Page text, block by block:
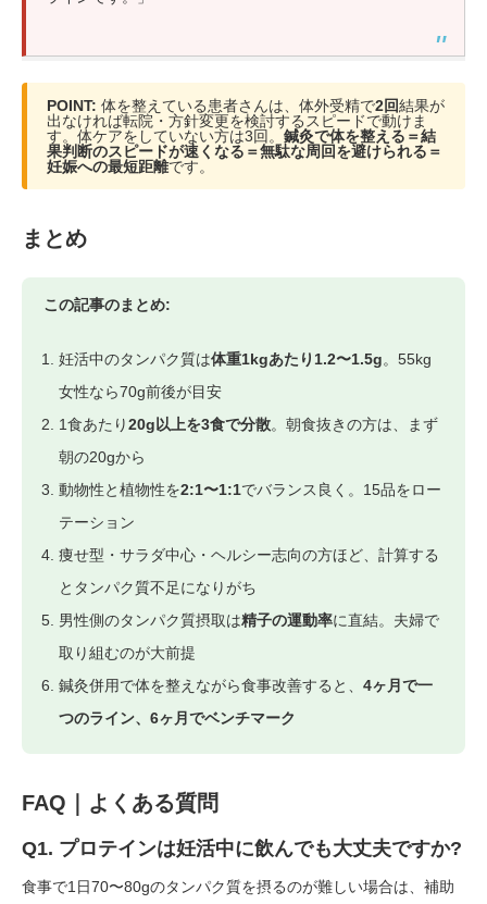
POINT: 体を整えている患者さんは、体外受精で2回結果が
出なければ転院・方針変更を検討するスピードで動けま
す。体ケアをしていない方は3回。 鍼灸で体を整える＝結
果判断のスピードが速くなる＝無駄な周回を避けられる＝
妊娠への最短距離です。
まとめ
この記事のまとめ:
妊活中のタンパク質は体重1kgあたり1.2〜1.5g。55kg
女性なら70g前後が目安
1食あたり20g以上を3食で分散。朝食抜きの方は、まず
朝の20gから
動物性と植物性を2:1〜1:1でバランス良く。15品をロー
テーション
痩せ型・サラダ中心・ヘルシー志向の方ほど、計算する
とタンパク質不足になりがち
男性側のタンパク質摂取は精子の運動率に直結。夫婦で
取り組むのが大前提
鍼灸併用で体を整えながら食事改善すると、 4ヶ月で一
つのライン、6ヶ月でベンチマーク
FAQ｜よくある質問
Q1. プロテインは妊活中に飲んでも大丈夫ですか?
食事で1日70〜80gのタンパク質を摂るのが難しい場合は、補助